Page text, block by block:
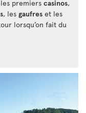
premiers casinos,
, les gaufres et les
lorsqu’on fait du